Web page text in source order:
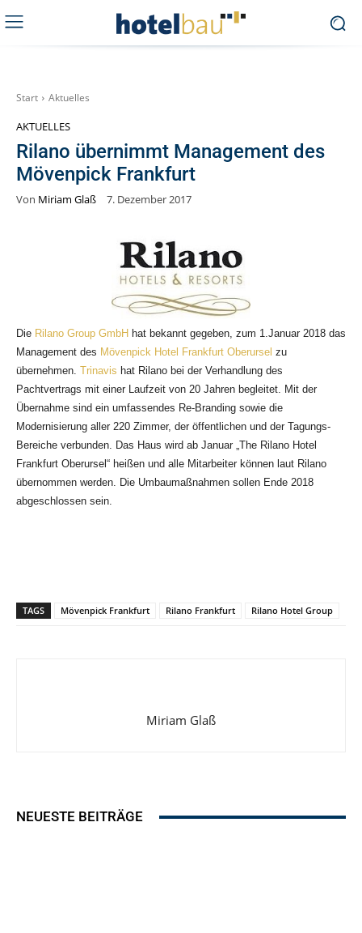
Start Aktuelles
AKTUELLES
Rilano übernimmt Management des
Mövenpick Frankfurt
Von Miriam Glaß 7. Dezember 2017
Die Rilano Group GmbH hat bekannt gegeben, zum 1.Januar 2018 das
Management des Mövenpick Hotel Frankfurt Oberursel zu
übernehmen. Trinavis hat Rilano bei der Verhandlung des
Pachtvertrags mit einer Laufzeit von 20 Jahren begleitet. Mit der
Übernahme sind ein umfassendes Re-Branding sowie die
Modernisierung aller 220 Zimmer, der öffentlichen und der Tagungs-
Bereiche verbunden. Das Haus wird ab Januar „The Rilano Hotel
Frankfurt Oberursel“ heißen und alle Mitarbeiter können laut Rilano
übernommen werden. Die Umbaumaßnahmen sollen Ende 2018
abgeschlossen sein.
TAGS Mövenpick Frankfurt Rilano Frankfurt Rilano Hotel Group
Miriam Glaß
NEUESTE BEITRÄGE